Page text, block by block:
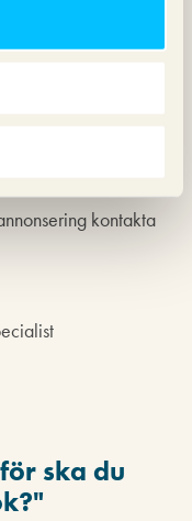
att
med
Men glöm inte bort
spelar ingen roll
ett tilltalande och
kontakta
ska du
"